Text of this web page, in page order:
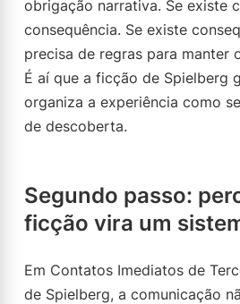
obrigação narrativa. Se existe
consequência. Se existe
precisa de regras para manter
É aí que a ficção de Spielberg
organiza a experiência como
de descoberta.
Segundo passo:
ficção vira um
Em Contatos Imediatos de
de Spielberg, a comunicação